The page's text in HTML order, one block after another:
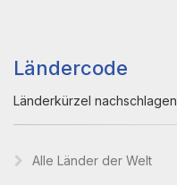
Ländercode
Länderkürzel
Alle Länder der Welt